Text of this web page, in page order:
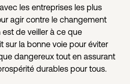
les entreprises les plus
agir contre le changement
est de veiller à ce que
sur la bonne voie pour éviter
dangereux tout en assurant
durables pour tous.